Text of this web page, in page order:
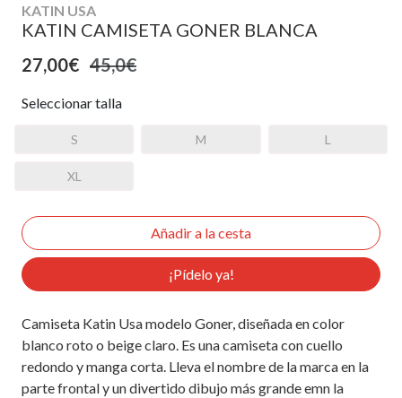
KATIN USA
KATIN CAMISETA GONER BLANCA
27,00€ 45,0€
Seleccionar talla
S M L
XL
¡Pídelo ya!
Camiseta Katin Usa modelo Goner, diseñada en color
blanco roto o beige claro. Es una camiseta con cuello
redondo y manga corta. Lleva el nombre de la marca en la
parte frontal y un divertido dibujo más grande emn la